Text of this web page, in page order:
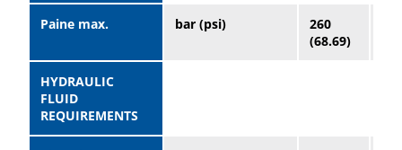
Paine max. bar (psi)
260
(68.69)
HYDRAULIC
FLUID
REQUIREMENTS